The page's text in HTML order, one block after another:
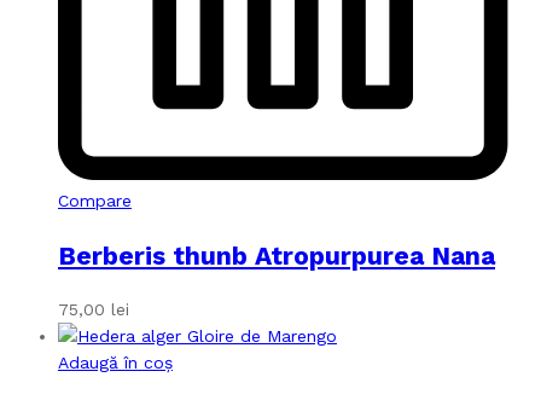
Compare
Berberis thunb Atropurpurea Nana
75,00 lei
Adaugă în coș